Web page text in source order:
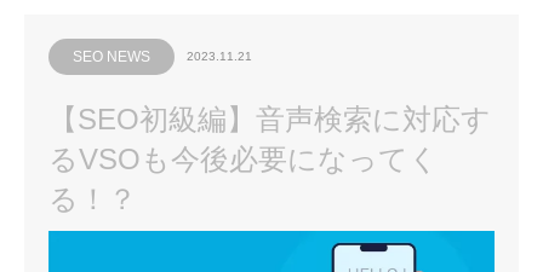
SEO NEWS 2023.11.21
【SEO初級編】音声検索に対応す
るVSOも今後必要になってく
る！？